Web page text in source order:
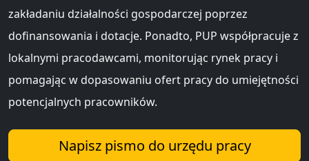
zakładaniu działalności gospodarczej poprzez
dofinansowania i dotacje. Ponadto, PUP współpracuje z
lokalnymi pracodawcami, monitorując rynek pracy i
pomagając w dopasowaniu ofert pracy do umiejętności
potencjalnych pracowników.
Napisz pismo do urzędu pracy